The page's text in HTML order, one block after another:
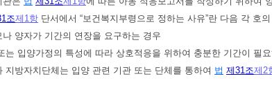
조제1항 단서에서 “보건복지부령으로 정하는 사유”란 다음 각 호
나 양자가 기간의 연장을 요구하는 경우
는 입양가정의 특성에 따라 상호적응을 위하여 충분한 기간이 필
방자치단체는 입양 관련 기관 또는 단체를 통하여 법 제31조제2